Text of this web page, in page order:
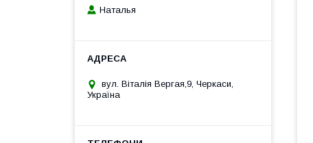
Наталья
вул. Віталія Вергая,9, Черкаси,
Україна